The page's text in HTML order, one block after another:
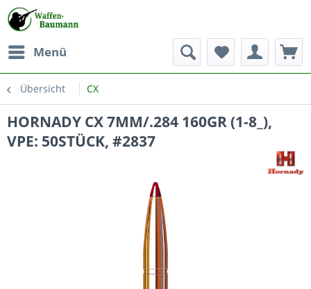
Menü
Übersicht CX
HORNADY CX 7MM/.284 160GR (1-8_),
VPE: 50STÜCK, #2837